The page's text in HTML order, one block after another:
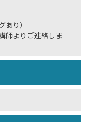
り）
師よりご連絡しま